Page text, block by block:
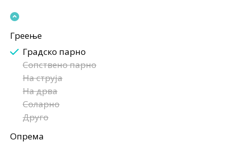
Греење
Градско парно
Сопствено парно
На струја
На дрва
Соларно
Друго
Опрема